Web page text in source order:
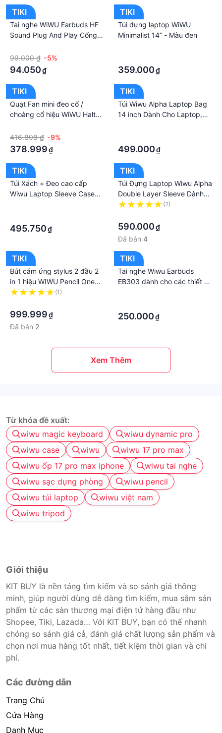
TIKI
Tai nghe WiWU Earbuds HF
Sound Plug And Play Cổng
Chính Hãng
99.000 ₫ -5%
94.050₫
TIKI
Túi đựng laptop WiWU
Minimalist 14” - Màu đen
359.000₫
TIKI
Quạt Fan mini đeo cổ /
choàng cổ hiệu WiWU Halter
góc 120 độ, không cánh
quạt hạn chế tiếng ồn, hoạt
động lên lên đến 10h - hàng
nhập khẩu
416.898 ₫ -9%
378.999₫
TIKI
Túi Wiwu Alpha Laptop Bag
14 inch Dành Cho Laptop,
Nước - Hàng Chính Hãng
499.000₫
TIKI
Túi Xách + Đeo cao cấp
Wiwu Laptop Sleeve Case
495.750₫
TIKI
Túi Đựng Laptop Wiwu Alpha
Double Layer Sleeve Dành
cho Laptop, Macbook Air
Hàng Chính Hãng
(2)
590.000₫
Đã bán 4
TIKI
Bút cảm ứng stylus 2 đầu 2
in 1 hiệu WIWU Pencil One
cho iPad Pro / iPhone /
các loại / Samsung Huawei
Oppo Xiaomi Nokia - Hàng
(1)
999.999₫
Đã bán 2
TIKI
Tai nghe Wiwu Earbuds
EB303 dành cho các thiết bị
điều khiển nhạc - Hàng
250.000₫
Xem Thêm
Từ khóa đề xuất:
wiwu magic keyboard
wiwu dynamic pro
wiwu case
wiwu
wiwu 17 pro max
wiwu ốp 17 pro max iphone
wiwu tai nghe
wiwu sạc dựng phòng
wiwu pencil
wiwu túi laptop
wiwu việt nam
wiwu tripod
Giới thiệu
KIT BUY là nền tảng tìm kiếm và so sánh giá thông
minh, giúp người dùng dễ dàng tìm kiếm, mua sắm sản
phẩm từ các sàn thương mại điện tử hàng đầu như
Shopee, Tiki, Lazada… Với KIT BUY, bạn có thể nhanh
chóng so sánh giá cả, đánh giá chất lượng sản phẩm và
chọn nơi mua hàng tốt nhất, tiết kiệm thời gian và chi
phí.
Các đường dẫn
Trang Chủ
Cửa Hàng
Danh Mục